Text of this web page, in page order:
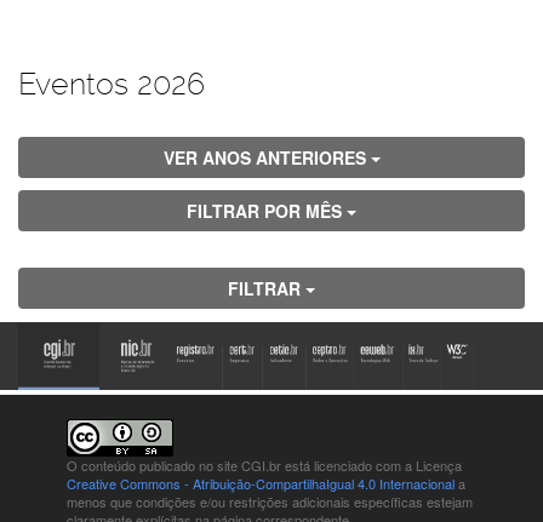
Eventos 2026
VER ANOS ANTERIORES
FILTRAR POR MÊS
FILTRAR
O conteúdo publicado no site CGI.br está licenciado com a Licença
Creative Commons - Atribuição-CompartilhaIgual 4.0 Internacionala
menos que condições e/ou restrições adicionais específicas estejam